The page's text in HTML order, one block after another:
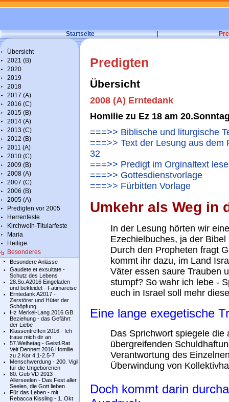
Startseite |
Übersicht
2021 (B)
2020
2019
2018
2017 (A)
2016 (C)
2015 (B)
2014 (A)
2013 (C)
2012 (B)
2011 (A)
2010 (C)
2009 (B)
2008 (A)
2007 (C)
2006 (B)
2005 (A)
Predigten vor 2005
Herrenfeste
Kirchweih-Titularfeste
Maria
Heilige
Besonderes
Besondere Anlässe
Gaudete et exsultate -
Schutz des Lebens
28.So.A2016 Eingeladen
und bekleidet - Fatimareise
Erntedank A2017 -
Zerstörer und Hüter der
Schöpfung
Hz Merkel-Lang 2016 GB
Beziehung - das Gefährt
der Liebe
Klassentreffen 2016 - Ich
traue mich dir an
57.Weihetag - Geistl.Rat
Veit Dennert 2016 Homilie
zu 2 Kor 4,1-2.5-7
Menschwerdung - 200. Vigil
für die Ungeborenen
80. Geb VD 2013
Allerseelen - Das Fest aller
Seelen, die Gott lieben
Für das Leben - mit
Rebacca Kissling - 1. Okt
Predigten
Übersicht
2008 (A) Erntedank
Homilie zu Ez 18 am
===>> Biblische und liturgische
===>> Text der Lesung aus dem
32
===>> Predigt im Orginaltext
===>> Gottesdienstvorlage
===>> Fürbitten Vorlage
Umkehr als Weg in
In der Lesung hörten wir
Ezechielbuches, ja der
Durch den Propheten fragt
kommt ihr dazu, im Land
Väter essen saure Trauben
stumpf? So wahr ich lebe -
euch in Israel soll mehr
Eine lange exegetische
Das Sprichwort spiegele
übergreifenden
Verantwortung des
Überwindung von
Doch kommt darin